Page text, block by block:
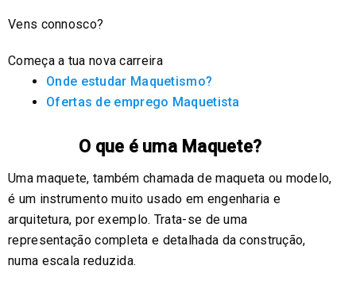
Vens connosco?
Começa a tua nova carreira
Onde estudar Maquetismo?
Ofertas de emprego Maquetista
O que é uma Maquete?
Uma maquete, também chamada de maqueta ou modelo,
é um instrumento muito usado em engenharia e
arquitetura, por exemplo. Trata-se de uma
representação completa e detalhada da construção,
numa escala reduzida.